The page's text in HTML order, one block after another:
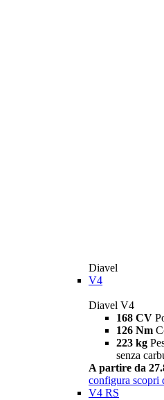
Diavel
V4
Diavel V4
168 CV
126 Nm
223 kg
senza
A partire da
configura scopri
V4 RS